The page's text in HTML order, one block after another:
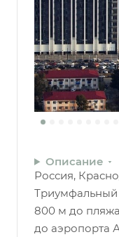
Описание
Россия,
Триумфальный
800 м до
до аэропорта